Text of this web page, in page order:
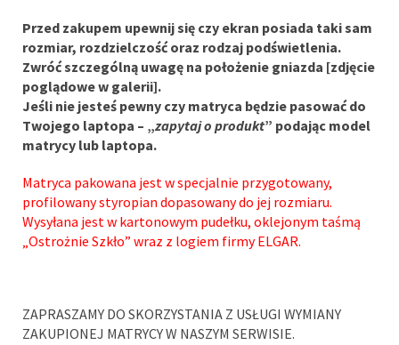
Przed zakupem upewnij się czy ekran posiada taki sam
rozmiar, rozdzielczość oraz rodzaj podświetlenia.
Zwróć szczególną uwagę na położenie gniazda [zdjęcie
poglądowe w galerii].
Jeśli nie jesteś pewny czy matryca będzie pasować do
Twojego laptopa – „zapytaj o produkt” podając model
matrycy lub laptopa.
Matryca pakowana jest w specjalnie przygotowany,
profilowany styropian dopasowany do jej rozmiaru.
Wysyłana jest w kartonowym pudełku, oklejonym taśmą
„Ostrożnie Szkło” wraz z logiem firmy ELGAR.
ZAPRASZAMY DO SKORZYSTANIA Z USŁUGI WYMIANY
ZAKUPIONEJ MATRYCY W NASZYM SERWISIE.